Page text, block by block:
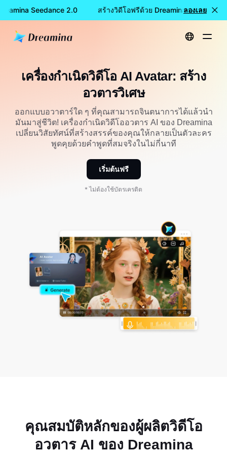
Seedance 2.0 สร้างวิดีโอฟรีด้วย Dreamina Seedance
ลองเลย
หน้าหลัก เครื่องมือ เครื่องกำเนิดวิดีโอ AI Avatar: สร้างอวตารวิเศษ
เครื่องกำเนิดวิดีโอ AI Avatar: สร้าง
อวตารวิเศษ
ออกแบบอวาตาร์ใด ๆ ที่คุณสามารถจินตนาการได้แล้วนำ
มันมาสู่ชีวิต! เครื่องกำเนิดวิดีโออวตาร AI ของ Dreamina
เปลี่ยนวิสัยทัศน์ที่สร้างสรรค์ของคุณให้กลายเป็นตัวละคร
พูดคุยด้วยคำพูดที่สมจริงในไม่กี่นาที
เริ่มต้นฟรี
* ไม่ต้องใช้บัตรเครดิต
คุณสมบัติหลักของผู้ผลิตวิดีโอ
อวตาร AI ของ Dreamina